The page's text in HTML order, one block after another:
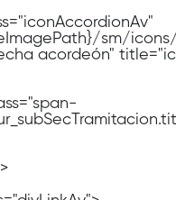
sm/
acordeón"